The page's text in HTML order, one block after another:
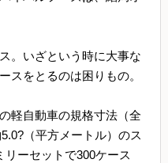
。いざという時に大事な
スをとるのは困りもの。
軽自動車の規格寸法（全
（平方メートル）のス
ーセットで300ケース